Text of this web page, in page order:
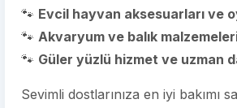
🐾 Evcil hayvan aksesuarları ve
🐾 Akvaryum ve balık
🐾 Güler yüzlü hizmet ve uzman
Sevimli dostlarınıza en iyi bakımı